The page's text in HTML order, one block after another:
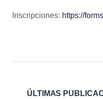
Inscripciones: https://
ÚLTIMAS